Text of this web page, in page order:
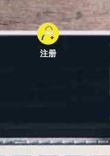
注册